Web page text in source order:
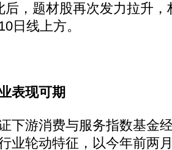
后，题材股再次发力拉升
日线上方。
表现可期
游消费与服务指数基金
业轮动特征，以今年前两